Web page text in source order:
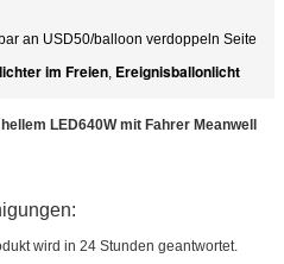
an USD50/balloon verdoppeln Seite
im Freien, Ereignisballonlicht
LED640W mit Fahrer Meanwell
wird in 24 Stunden geantwortet.